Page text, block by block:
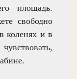
площадь.
свободно
коленях и в